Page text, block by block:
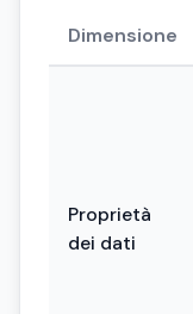
Dimensione
Proprietà
dei dati